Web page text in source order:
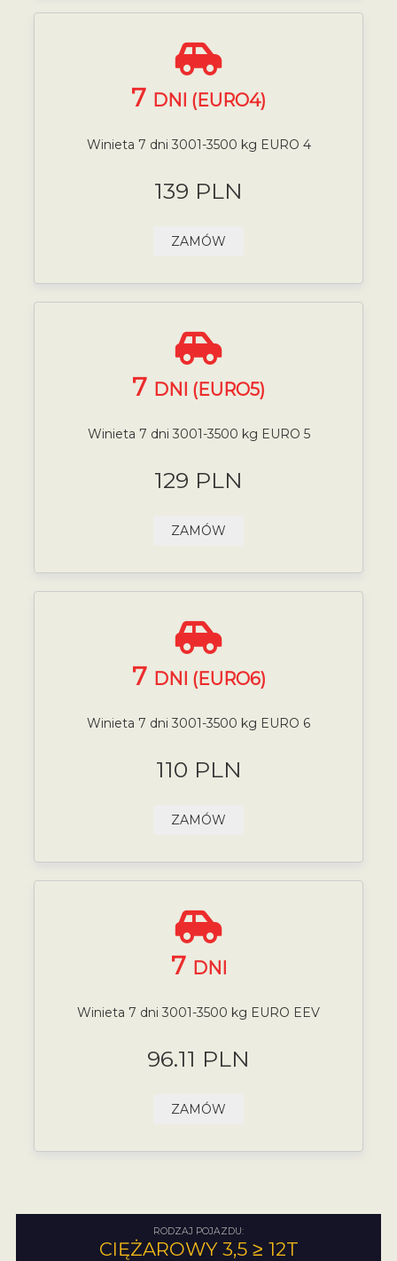
7 DNI (EURO4)
Winieta 7 dni 3001-3500 kg EURO 4
139 PLN
ZAMÓW
7 DNI (EURO5)
Winieta 7 dni 3001-3500 kg EURO 5
129 PLN
ZAMÓW
7 DNI (EURO6)
Winieta 7 dni 3001-3500 kg EURO 6
110 PLN
ZAMÓW
7 DNI
Winieta 7 dni 3001-3500 kg EURO EEV
96.11 PLN
ZAMÓW
RODZAJ POJAZDU:
CIĘŻAROWY 3,5 ≥ 12T